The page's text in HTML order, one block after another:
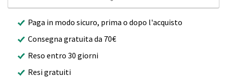
Paga in modo sicuro, prima o dopo l'acquisto
Consegna gratuita da 70€
Reso entro 30 giorni
Resi gratuiti